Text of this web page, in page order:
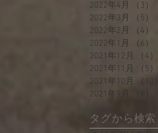
2022年4月
（3）
2022年3月
（5）
2022年2月
（4）
2022年1月
（6）
2021年12月
（4）
2021年11月
（5）
2021年10月
（10）
2021年9月
タグから検索